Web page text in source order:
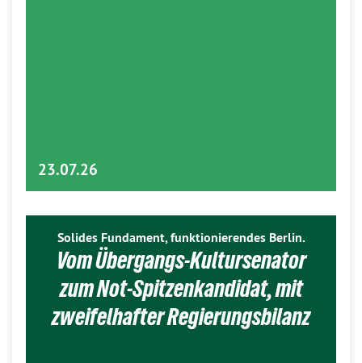
23.07.26
Solides Fundament, funktionierendes Berlin.
Vom Übergangs-Kultursenator
zum Not-Spitzenkandidat, mit
zweifelhafter Regierungsbilanz